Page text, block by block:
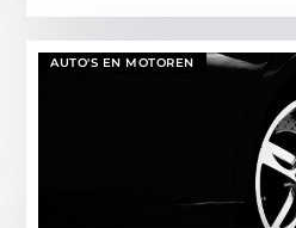
AUTO'S EN MOTOREN